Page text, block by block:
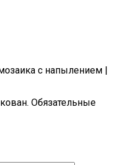
с напылением |
Обязательные